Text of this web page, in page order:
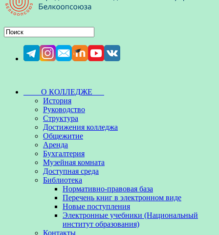
О КОЛЛЕДЖЕ
История
Руководство
Структура
Достижения колледжа
Общежитие
Аренда
Бухгалтерия
Музейная комната
Доступная среда
Библиотека
Нормативно-правовая база
Перечень книг в электронном виде
Новые поступления
Электронные учебники (Национальный
институт образования)
Контакты